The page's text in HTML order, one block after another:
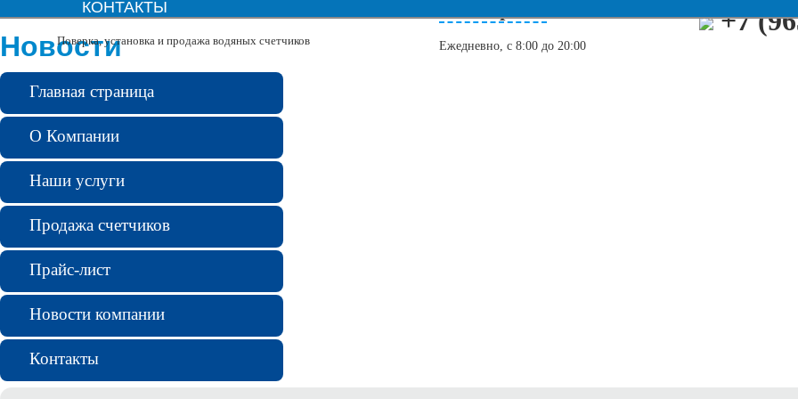
Поверка, установка и продажа водяных счетчиков Ежедневно, c 8:00 до 20:00
+7
КОНТАКТЫ
Новости
Главная страница
О Компании
Наши услуги
Продажа счетчиков
Прайс-лист
Новости компании
Контакты